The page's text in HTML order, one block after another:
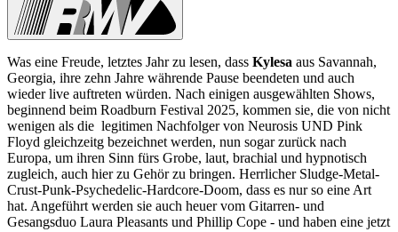
Was eine Freude, letztes Jahr zu lesen, dass Kylesa aus Savannah,
Georgia, ihre zehn Jahre währende Pause beendeten und auch
wieder live auftreten würden. Nach einigen ausgewählten Shows,
beginnend beim Roadburn Festival 2025, kommen sie, die von nicht
wenigen als die legitimen Nachfolger von Neurosis UND Pink
Floyd gleichzeitg bezeichnet werden, nun sogar zurück nach
Europa, um ihren Sinn fürs Grobe, laut, brachial und hypnotisch
zugleich, auch hier zu Gehör zu bringen. Herrlicher Sludge-Metal-
Crust-Punk-Psychedelic-Hardcore-Doom, dass es nur so eine Art
hat. Angeführt werden sie auch heuer vom Gitarren- und
Gesangsduo Laura Pleasants und Phillip Cope - und haben eine jetzt